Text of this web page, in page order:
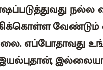
எப்போதாவது